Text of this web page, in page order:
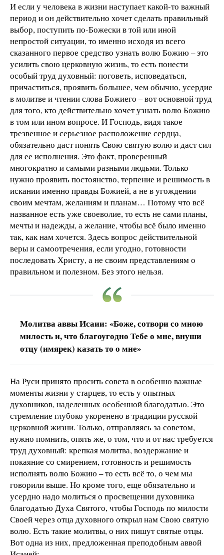
И если у человека в жизни наступает какой-то важный
период и он действительно хочет сделать правильный
выбор, поступить по-Божески в той или иной
непростой ситуации, то именно исходя из всего
сказанного первое средство узнать волю Божию – это
усилить свою церковную жизнь, то есть понести
особый труд духовный: поговеть, исповедаться,
причаститься, проявить большее, чем обычно, усердие
в молитве и чтении слова Божиего – вот основной труд
для того, кто действительно хочет узнать волю Божию
в том или ином вопросе. И Господь, видя такое
трезвенное и серьезное расположение сердца,
обязательно даст понять Свою святую волю и даст сил
для ее исполнения. Это факт, проверенный
многократно и самыми разными людьми. Только
нужно проявить постоянство, терпение и решимость в
искании именно правды Божией, а не в угождении
своим мечтам, желаниям и планам… Потому что всё
названное есть уже своеволие, то есть не сами планы,
мечты и надежды, а желание, чтобы всё было именно
так, как нам хочется. Здесь вопрос действительной
веры и самоотречения, если угодно, готовности
последовать Христу, а не своим представлениям о
правильном и полезном. Без этого нельзя.
Молитва аввы Исаии: «Боже, сотвори со мною
милость и, что благоугодно Тебе о мне, внуши
отцу (имярек) казать то о мне»
На Руси принято просить совета в особенно важные
моменты жизни у старцев, то есть у опытных
духовников, наделенных особенной благодатью. Это
стремление глубоко укоренено в традиции русской
церковной жизни. Только, отправляясь за советом,
нужно помнить, опять же, о том, что и от нас требуется
труд духовный: крепкая молитва, воздержание и
покаяние со смирением, готовность и решимость
исполнять волю Божию – то есть всё то, о чем мы
говорили выше. Но кроме того, еще обязательно и
усердно надо молиться о просвещении духовника
благодатью Духа Святого, чтобы Господь по милости
Своей через отца духовного открыл нам Свою святую
волю. Есть такие молитвы, о них пишут святые отцы.
Вот одна из них, предложенная преподобным аввой